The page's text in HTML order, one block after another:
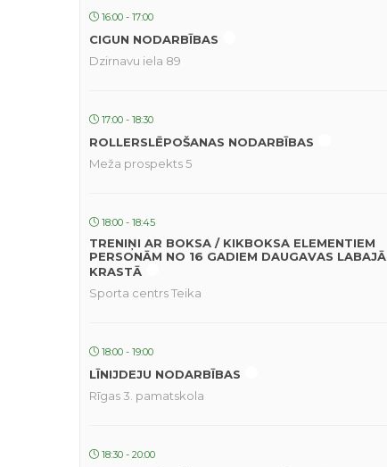
16:00 - 17:00
CIGUN NODARBĪBAS
Dzirnavu iela 89
17:00 - 18:30
ROLLERSLĒPOŠANAS NODARBĪBAS
Meža prospekts 5
18:00 - 18:45
TRENIŅI AR BOKSA / KIKBOKSA ELEMENTIEM
PERSONĀM NO 16 GADIEM DAUGAVAS LABAJĀ
KRASTĀ
Sporta centrs Teika
18:00 - 19:00
LĪNIJDEJU NODARBĪBAS
Rīgas 3. pamatskola
18:30 - 20:00